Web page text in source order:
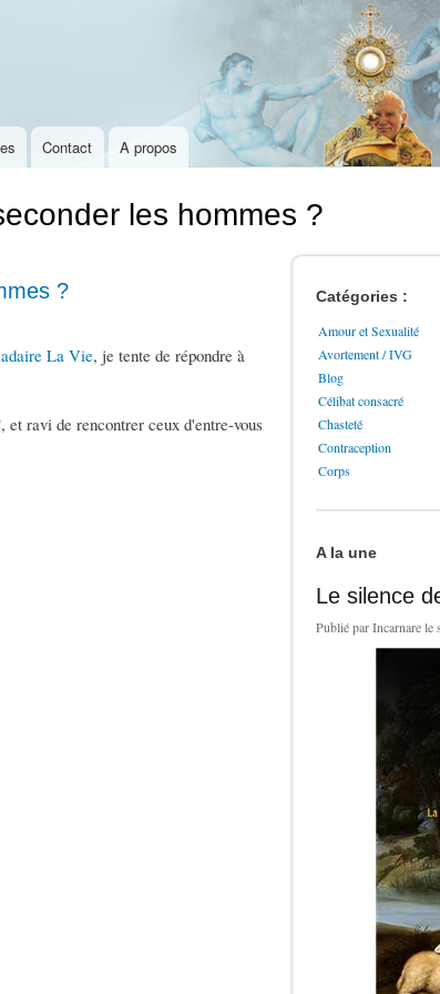
Contact A propos
les hommes ?
?
La Vie, je tente de répondre à
et ravi de rencontrer ceux d'entre-vous
Catégories :
Amour et Sexualité
Avortement / IVG
Blog
Célibat consacré
Chasteté
Contraception
Corps
A la une
Le silence
Publié parIncarnarele